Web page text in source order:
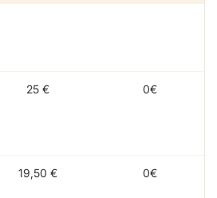
25 € 0€
19,50 € 0€